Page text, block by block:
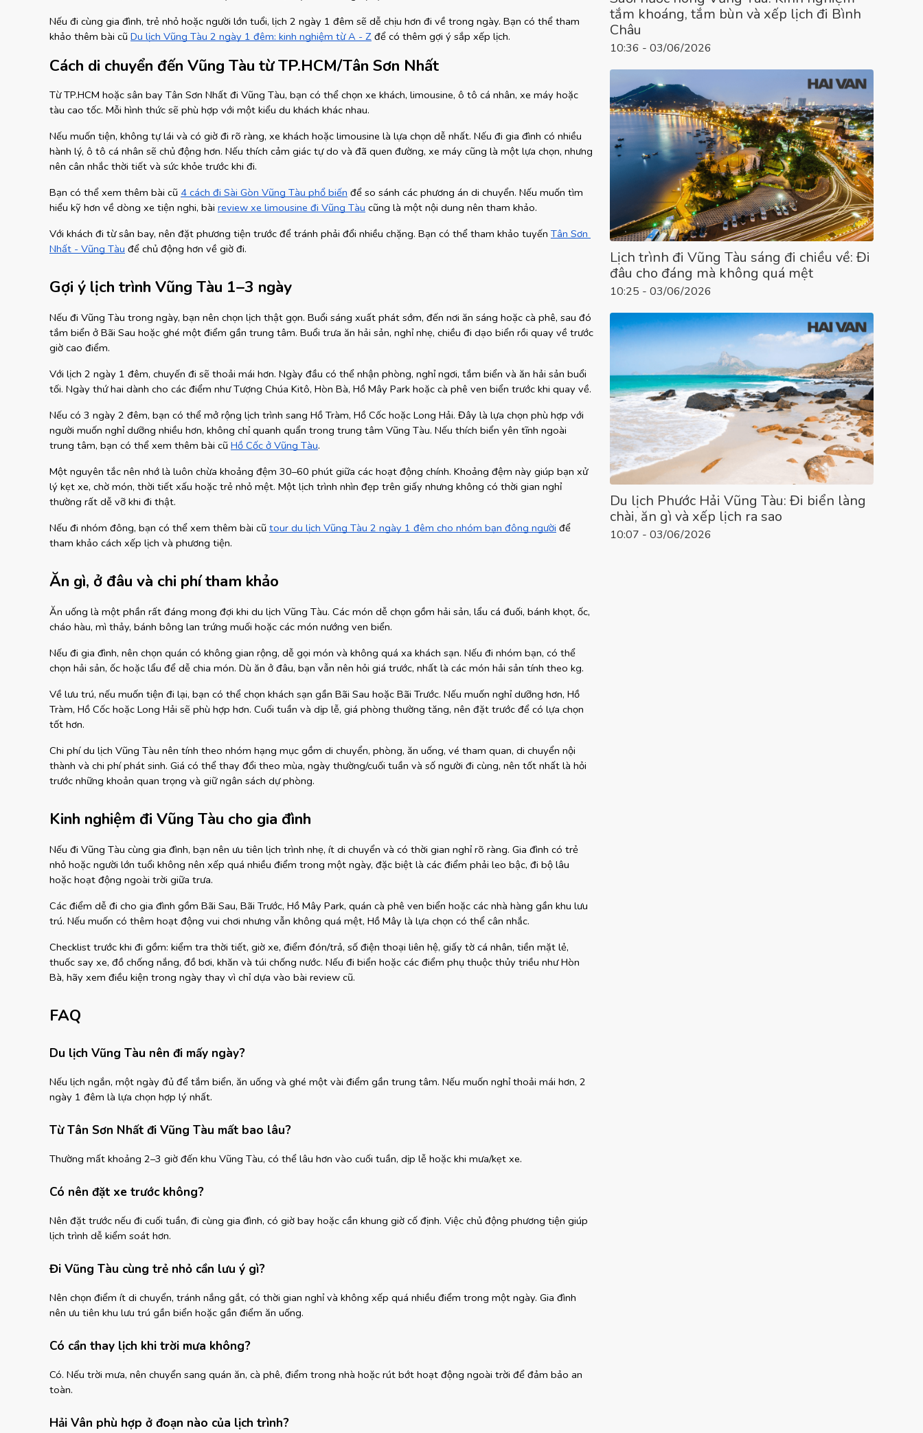
Nếu đi cùng gia đình, trẻ nhỏ hoặc người lớn tuổi, lịch 2 ngày 1 đêm sẽ dễ chịu hơn đi về trong ngày. Bạn có thể tham
khảo thêm bài cũ Du lịch Vũng Tàu 2 ngày 1 đêm: kinh nghiệm từ A - Z để có thêm gợi ý sắp xếp lịch.
Cách di chuyển đến Vũng Tàu từ TP.HCM/Tân Sơn Nhất
Từ TP.HCM hoặc sân bay Tân Sơn Nhất đi Vũng Tàu, bạn có thể chọn xe khách, limousine, ô tô cá nhân, xe máy hoặc
tàu cao tốc. Mỗi hình thức sẽ phù hợp với một kiểu du khách khác nhau.
Nếu muốn tiện, không tự lái và có giờ đi rõ ràng, xe khách hoặc limousine là lựa chọn dễ nhất. Nếu đi gia đình có nhiều
hành lý, ô tô cá nhân sẽ chủ động hơn. Nếu thích cảm giác tự do và đã quen đường, xe máy cũng là một lựa chọn, nhưng
nên cân nhắc thời tiết và sức khỏe trước khi đi.
Bạn có thể xem thêm bài cũ 4 cách đi Sài Gòn Vũng Tàu phổ biến để so sánh các phương án di chuyển. Nếu muốn tìm
hiểu kỹ hơn về dòng xe tiện nghi, bài review xe limousine đi Vũng Tàu cũng là một nội dung nên tham khảo.
Với khách đi từ sân bay, nên đặt phương tiện trước để tránh phải đổi nhiều chặng. Bạn có thể tham khảo tuyến Tân Sơn
Nhất - Vũng Tàu để chủ động hơn về giờ đi.
Gợi ý lịch trình Vũng Tàu 1–3 ngày
Nếu đi Vũng Tàu trong ngày, bạn nên chọn lịch thật gọn. Buổi sáng xuất phát sớm, đến nơi ăn sáng hoặc cà phê, sau đó
tắm biển ở Bãi Sau hoặc ghé một điểm gần trung tâm. Buổi trưa ăn hải sản, nghỉ nhẹ, chiều đi dạo biển rồi quay về trước
giờ cao điểm.
Với lịch 2 ngày 1 đêm, chuyến đi sẽ thoải mái hơn. Ngày đầu có thể nhận phòng, nghỉ ngơi, tắm biển và ăn hải sản buổi
tối. Ngày thứ hai dành cho các điểm như Tượng Chúa Kitô, Hòn Bà, Hồ Mây Park hoặc cà phê ven biển trước khi quay về.
Nếu có 3 ngày 2 đêm, bạn có thể mở rộng lịch trình sang Hồ Tràm, Hồ Cốc hoặc Long Hải. Đây là lựa chọn phù hợp với
người muốn nghỉ dưỡng nhiều hơn, không chỉ quanh quẩn trong trung tâm Vũng Tàu. Nếu thích biển yên tĩnh ngoài
trung tâm, bạn có thể xem thêm bài cũ Hồ Cốc ở Vũng Tàu.
Một nguyên tắc nên nhớ là luôn chừa khoảng đệm 30–60 phút giữa các hoạt động chính. Khoảng đệm này giúp bạn xử
lý kẹt xe, chờ món, thời tiết xấu hoặc trẻ nhỏ mệt. Một lịch trình nhìn đẹp trên giấy nhưng không có thời gian nghỉ
thường rất dễ vỡ khi đi thật.
Nếu đi nhóm đông, bạn có thể xem thêm bài cũ tour du lịch Vũng Tàu 2 ngày 1 đêm cho nhóm bạn đông người để
tham khảo cách xếp lịch và phương tiện.
Ăn gì, ở đâu và chi phí tham khảo
Ăn uống là một phần rất đáng mong đợi khi du lịch Vũng Tàu. Các món dễ chọn gồm hải sản, lẩu cá đuối, bánh khọt, ốc,
cháo hàu, mì thảy, bánh bông lan trứng muối hoặc các món nướng ven biển.
Nếu đi gia đình, nên chọn quán có không gian rộng, dễ gọi món và không quá xa khách sạn. Nếu đi nhóm bạn, có thể
chọn hải sản, ốc hoặc lẩu để dễ chia món. Dù ăn ở đâu, bạn vẫn nên hỏi giá trước, nhất là các món hải sản tính theo kg.
Về lưu trú, nếu muốn tiện đi lại, bạn có thể chọn khách sạn gần Bãi Sau hoặc Bãi Trước. Nếu muốn nghỉ dưỡng hơn, Hồ
Tràm, Hồ Cốc hoặc Long Hải sẽ phù hợp hơn. Cuối tuần và dịp lễ, giá phòng thường tăng, nên đặt trước để có lựa chọn
tốt hơn.
Chi phí du lịch Vũng Tàu nên tính theo nhóm hạng mục gồm di chuyển, phòng, ăn uống, vé tham quan, di chuyển nội
thành và chi phí phát sinh. Giá có thể thay đổi theo mùa, ngày thường/cuối tuần và số người đi cùng, nên tốt nhất là hỏi
trước những khoản quan trọng và giữ ngân sách dự phòng.
Kinh nghiệm đi Vũng Tàu cho gia đình
Nếu đi Vũng Tàu cùng gia đình, bạn nên ưu tiên lịch trình nhẹ, ít di chuyển và có thời gian nghỉ rõ ràng. Gia đình có trẻ
nhỏ hoặc người lớn tuổi không nên xếp quá nhiều điểm trong một ngày, đặc biệt là các điểm phải leo bậc, đi bộ lâu
hoặc hoạt động ngoài trời giữa trưa.
Các điểm dễ đi cho gia đình gồm Bãi Sau, Bãi Trước, Hồ Mây Park, quán cà phê ven biển hoặc các nhà hàng gần khu lưu
trú. Nếu muốn có thêm hoạt động vui chơi nhưng vẫn không quá mệt, Hồ Mây là lựa chọn có thể cân nhắc.
Checklist trước khi đi gồm: kiểm tra thời tiết, giờ xe, điểm đón/trả, số điện thoại liên hệ, giấy tờ cá nhân, tiền mặt lẻ,
thuốc say xe, đồ chống nắng, đồ bơi, khăn và túi chống nước. Nếu đi biển hoặc các điểm phụ thuộc thủy triều như Hòn
Bà, hãy xem điều kiện trong ngày thay vì chỉ dựa vào bài review cũ.
FAQ
Du lịch Vũng Tàu nên đi mấy ngày?
Nếu lịch ngắn, một ngày đủ để tắm biển, ăn uống và ghé một vài điểm gần trung tâm. Nếu muốn nghỉ thoải mái hơn, 2
ngày 1 đêm là lựa chọn hợp lý nhất.
Từ Tân Sơn Nhất đi Vũng Tàu mất bao lâu?
Thường mất khoảng 2–3 giờ đến khu Vũng Tàu, có thể lâu hơn vào cuối tuần, dịp lễ hoặc khi mưa/kẹt xe.
Có nên đặt xe trước không?
Nên đặt trước nếu đi cuối tuần, đi cùng gia đình, có giờ bay hoặc cần khung giờ cố định. Việc chủ động phương tiện giúp
lịch trình dễ kiểm soát hơn.
Đi Vũng Tàu cùng trẻ nhỏ cần lưu ý gì?
Nên chọn điểm ít di chuyển, tránh nắng gắt, có thời gian nghỉ và không xếp quá nhiều điểm trong một ngày. Gia đình
nên ưu tiên khu lưu trú gần biển hoặc gần điểm ăn uống.
Có cần thay lịch khi trời mưa không?
Có. Nếu trời mưa, nên chuyển sang quán ăn, cà phê, điểm trong nhà hoặc rút bớt hoạt động ngoài trời để đảm bảo an
toàn.
Hải Vân phù hợp ở đoạn nào của lịch trình?
tắm khoáng, tắm bùn và xếp lịch đi Bình
Châu
10:36 - 03/06/2026
Lịch trình đi Vũng Tàu sáng đi chiều về: Đi
đâu cho đáng mà không quá mệt
10:25 - 03/06/2026
Du lịch Phước Hải Vũng Tàu: Đi biển làng
chài, ăn gì và xếp lịch ra sao
10:07 - 03/06/2026